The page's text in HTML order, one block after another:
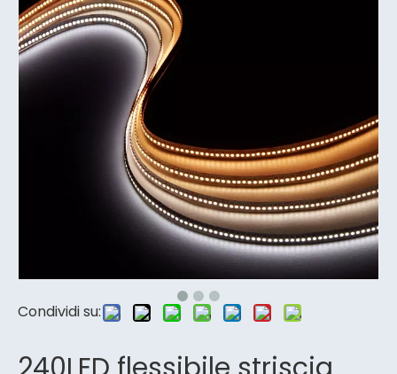
Condividi su: